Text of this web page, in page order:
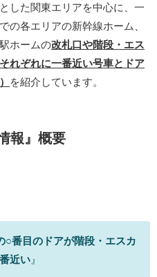
した関東エリアを中心に、一
の各エリアの新幹線ホーム、
ホームの改札口や階段・エス
れぞれに一番近い号車とドア
を紹介しています。
報』概要
○番目のドアが階段・エスカ
近い 』